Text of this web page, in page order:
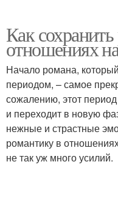
Как
отношениях
Начало романа,
периодом, – самое
сожалению, этот
и переходит в новую
нежные и страстные
романтику в
не так уж много усилий.